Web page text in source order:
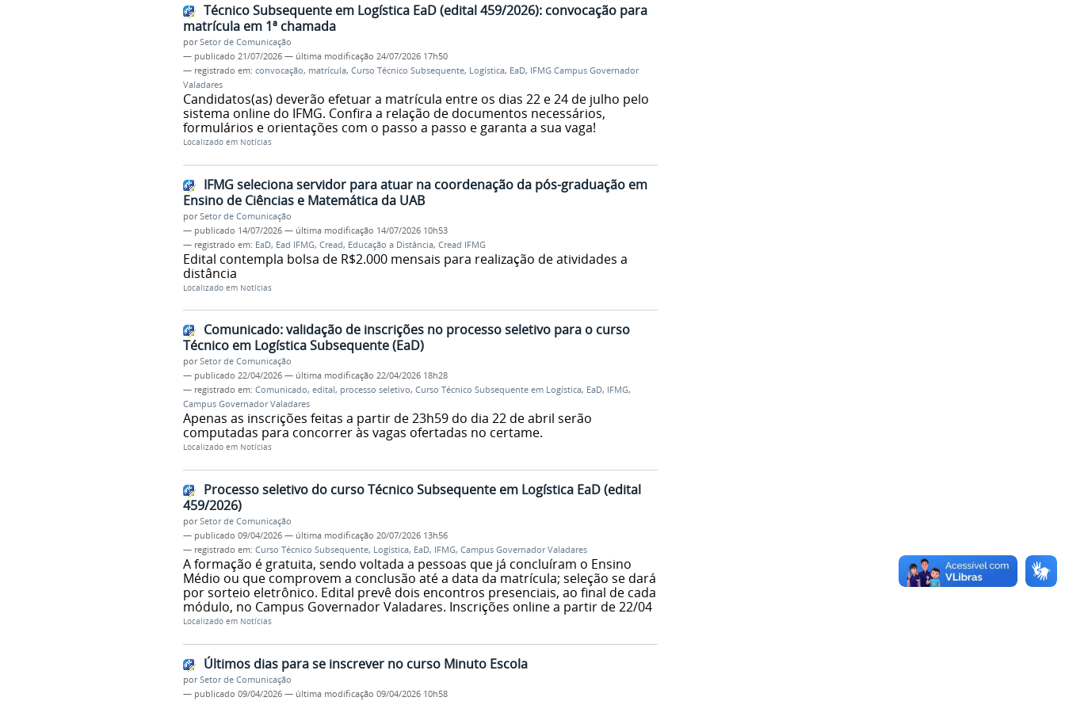
Técnico Subsequente em Logística EaD (edital 459/2026): convocação para
matrícula em 1ª chamada
porSetor de Comunicação
— publicado 21/07/2026 — última modificação 24/07/2026 17h50
— registrado em: convocação, matrícula, Curso Técnico Subsequente, Logística, EaD, IFMG Campus Governador
Valadares
Candidatos(as) deverão efetuar a matrícula entre os dias 22 e 24 de julho pelo
sistema online do IFMG. Confira a relação de documentos necessários,
formulários e orientações com o passo a passo e garanta a sua vaga!
Localizado em Notícias
IFMG seleciona servidor para atuar na coordenação da pós-graduação em
Ensino de Ciências e Matemática da UAB
porSetor de Comunicação
— publicado 14/07/2026 — última modificação 14/07/2026 10h53
— registrado em: EaD, Ead IFMG, Cread, Educação a Distância, Cread IFMG
Edital contempla bolsa de R$2.000 mensais para realização de atividades a
distância
Localizado em Notícias
Comunicado: validação de inscrições no processo seletivo para o curso
Técnico em Logística Subsequente (EaD)
porSetor de Comunicação
— publicado 22/04/2026 — última modificação 22/04/2026 18h28
— registrado em: Comunicado, edital, processo seletivo, Curso Técnico Subsequente em Logística, EaD, IFMG,
Campus Governador Valadares
Apenas as inscrições feitas a partir de 23h59 do dia 22 de abril serão
computadas para concorrer às vagas ofertadas no certame.
Localizado em Notícias
Processo seletivo do curso Técnico Subsequente em Logística EaD (edital
459/2026)
porSetor de Comunicação
— publicado 09/04/2026 — última modificação 20/07/2026 13h56
— registrado em: Curso Técnico Subsequente, Logística, EaD, IFMG, Campus Governador Valadares
A formação é gratuita, sendo voltada a pessoas que já concluíram o Ensino
Médio ou que comprovem a conclusão até a data da matrícula; seleção se dará
por sorteio eletrônico. Edital prevê dois encontros presenciais, ao final de cada
módulo, no Campus Governador Valadares. Inscrições online a partir de 22/04
Localizado em Notícias
Últimos dias para se inscrever no curso Minuto Escola
porSetor de Comunicação
— publicado 09/04/2026 — última modificação 09/04/2026 10h58